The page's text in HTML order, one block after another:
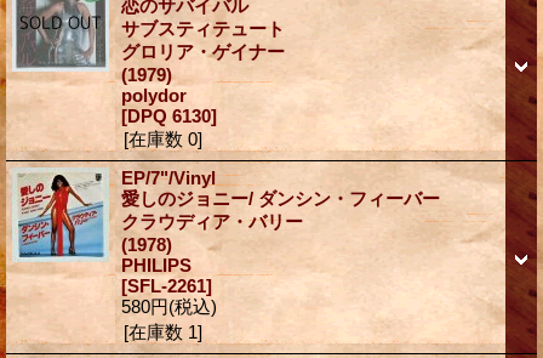
恋のサバイバル
サブスティテュート
グロリア・ゲイナー
(1979)
polydor
[DPQ 6130]
[在庫数 0]
EP/7"/Vinyl
愛しのジョニー/ ダンシン・フィーバー
クラウディア・バリー
(1978)
PHILIPS
[SFL-2261]
580円(税込)
[在庫数 1]